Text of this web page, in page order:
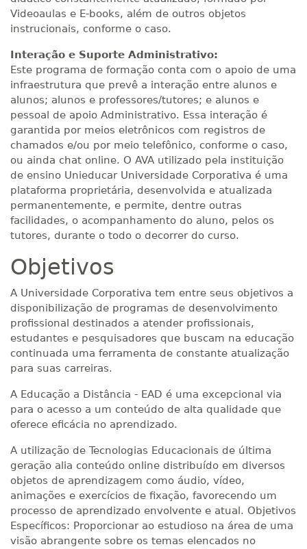
Videoaulas e E-books, além de outros objetos
instrucionais, conforme o caso.
Interação e Suporte Administrativo:
Este programa de formação conta com o apoio de uma
infraestrutura que prevê a interação entre alunos e
alunos; alunos e professores/tutores; e alunos e
pessoal de apoio Administrativo. Essa interação é
garantida por meios eletrônicos com registros de
chamados e/ou por meio telefônico, conforme o caso,
ou ainda chat online. O AVA utilizado pela instituição
de ensino Unieducar Universidade Corporativa é uma
plataforma proprietária, desenvolvida e atualizada
permanentemente, e permite, dentre outras
facilidades, o acompanhamento do aluno, pelos os
tutores, durante o todo o decorrer do curso.
Objetivos
A Universidade Corporativa tem entre seus objetivos a
disponibilização de programas de desenvolvimento
profissional destinados a atender profissionais,
estudantes e pesquisadores que buscam na educação
continuada uma ferramenta de constante atualização
para suas carreiras.
A Educação a Distância - EAD é uma excepcional via
para o acesso a um conteúdo de alta qualidade que
oferece eficácia no aprendizado.
A utilização de Tecnologias Educacionais de última
geração alia conteúdo online distribuído em diversos
objetos de aprendizagem como áudio, vídeo,
animações e exercícios de fixação, favorecendo um
processo de aprendizado envolvente e atual. Objetivos
Específicos: Proporcionar ao estudioso na área de uma
visão abrangente sobre os temas elencados no